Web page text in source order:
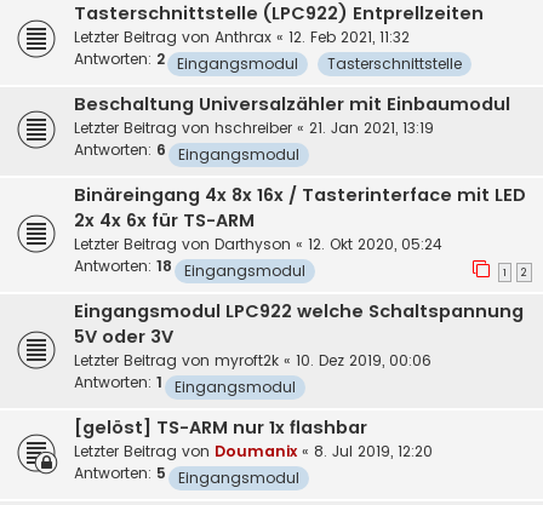
Tasterschnittstelle (LPC922) Entprellzeiten
Letzter Beitrag von Anthrax « 12. Feb 2021, 11:32
Antworten: 2 Eingangsmodul Tasterschnittstelle
Beschaltung Universalzähler mit Einbaumodul
Letzter Beitrag von hschreiber « 21. Jan 2021, 13:19
Antworten: 6 Eingangsmodul
Binäreingang 4x 8x 16x / Tasterinterface mit LED
2x 4x 6x für TS-ARM
Letzter Beitrag von Darthyson « 12. Okt 2020, 05:24
Antworten: 18 1 2
Eingangsmodul
Eingangsmodul LPC922 welche Schaltspannung
5V oder 3V
Letzter Beitrag von myroft2k « 10. Dez 2019, 00:06
Antworten: 1 Eingangsmodul
[gelöst] TS-ARM nur 1x flashbar
Letzter Beitrag von Doumanix « 8. Jul 2019, 12:20
Antworten: 5 Eingangsmodul